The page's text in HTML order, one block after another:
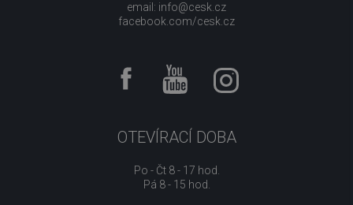
email: info@cesk.cz
facebook.com/cesk.cz
OTEVÍRACÍ DOBA
Po - Čt 8 - 17 hod.
Pá 8 - 15 hod.